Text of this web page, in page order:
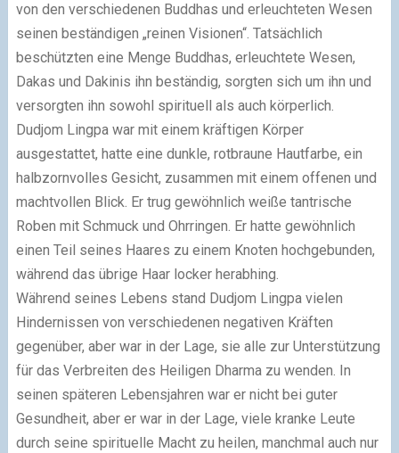
von den verschiedenen Buddhas und erleuchteten Wesen
seinen beständigen „reinen Visionen“. Tatsächlich
beschützten eine Menge Buddhas, erleuchtete Wesen,
Dakas und Dakinis ihn beständig, sorgten sich um ihn und
versorgten ihn sowohl spirituell als auch körperlich.
Dudjom Lingpa war mit einem kräftigen Körper
ausgestattet, hatte eine dunkle, rotbraune Hautfarbe, ein
halbzornvolles Gesicht, zusammen mit einem offenen und
machtvollen Blick. Er trug gewöhnlich weiße tantrische
Roben mit Schmuck und Ohrringen. Er hatte gewöhnlich
einen Teil seines Haares zu einem Knoten hochgebunden,
während das übrige Haar locker herabhing.
Während seines Lebens stand Dudjom Lingpa vielen
Hindernissen von verschiedenen negativen Kräften
gegenüber, aber war in der Lage, sie alle zur Unterstützung
für das Verbreiten des Heiligen Dharma zu wenden. In
seinen späteren Lebensjahren war er nicht bei guter
Gesundheit, aber er war in der Lage, viele kranke Leute
durch seine spirituelle Macht zu heilen, manchmal auch nur